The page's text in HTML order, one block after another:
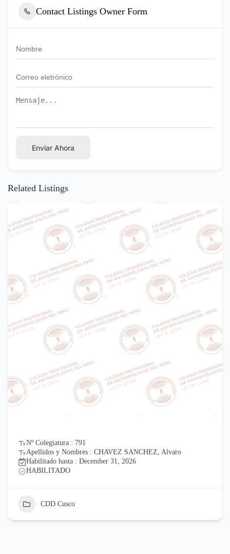
Contact Listings Owner Form
Enviar Ahora
Related Listings
Nº Colegiatura : 791
Apellidos y Nombres : CHAVEZ SANCHEZ, Alvaro
Habilitado hasta : December 31, 2026
HABILITADO
CDD Cusco